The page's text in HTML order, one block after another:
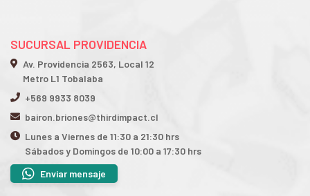
SUCURSAL PROVIDENCIA
Av. Providencia 2563, Local 12
Metro L1 Tobalaba
+569 9933 8039
bairon.briones@thirdimpact.cl
Lunes a Viernes de 11:30 a 21:30 hrs
Sábados y Domingos de 10:00 a 17:30 hrs
Enviar mensaje